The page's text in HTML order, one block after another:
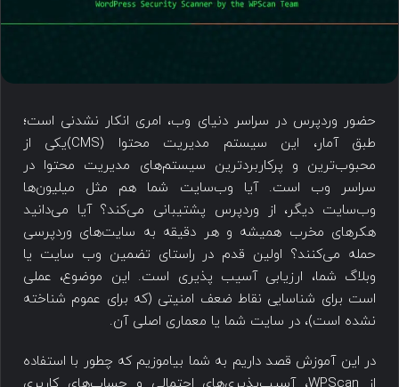
حضور وردپرس در سراسر دنیای وب، امری انکار نشدنی است؛
طبق آمار، این سیستم مدیریت محتوا (CMS)یکی از
محبوب‌ترین و پرکاربردترین سیستم‌های مدیریت محتوا در
سراسر وب است. آیا وب‌سایت شما هم مثل میلیون‌ها
وب‌سایت دیگر، از وردپرس پشتیبانی می‌کند؟ آیا می‌دانید
هکرهای مخرب همیشه و هر دقیقه به سایت‌های وردپرسی
حمله می‌کنند؟ اولین قدم در راستای تضمین وب سایت یا
وبلاگ شما، ارزیابی آسیب پذیری است. این موضوع، عملی
است برای شناسایی نقاط ضعف امنیتی (که برای عموم شناخته
نشده است)، در سایت شما یا معماری اصلی آن.
در این آموزش قصد داریم به شما بیاموزیم که چطور با استفاده